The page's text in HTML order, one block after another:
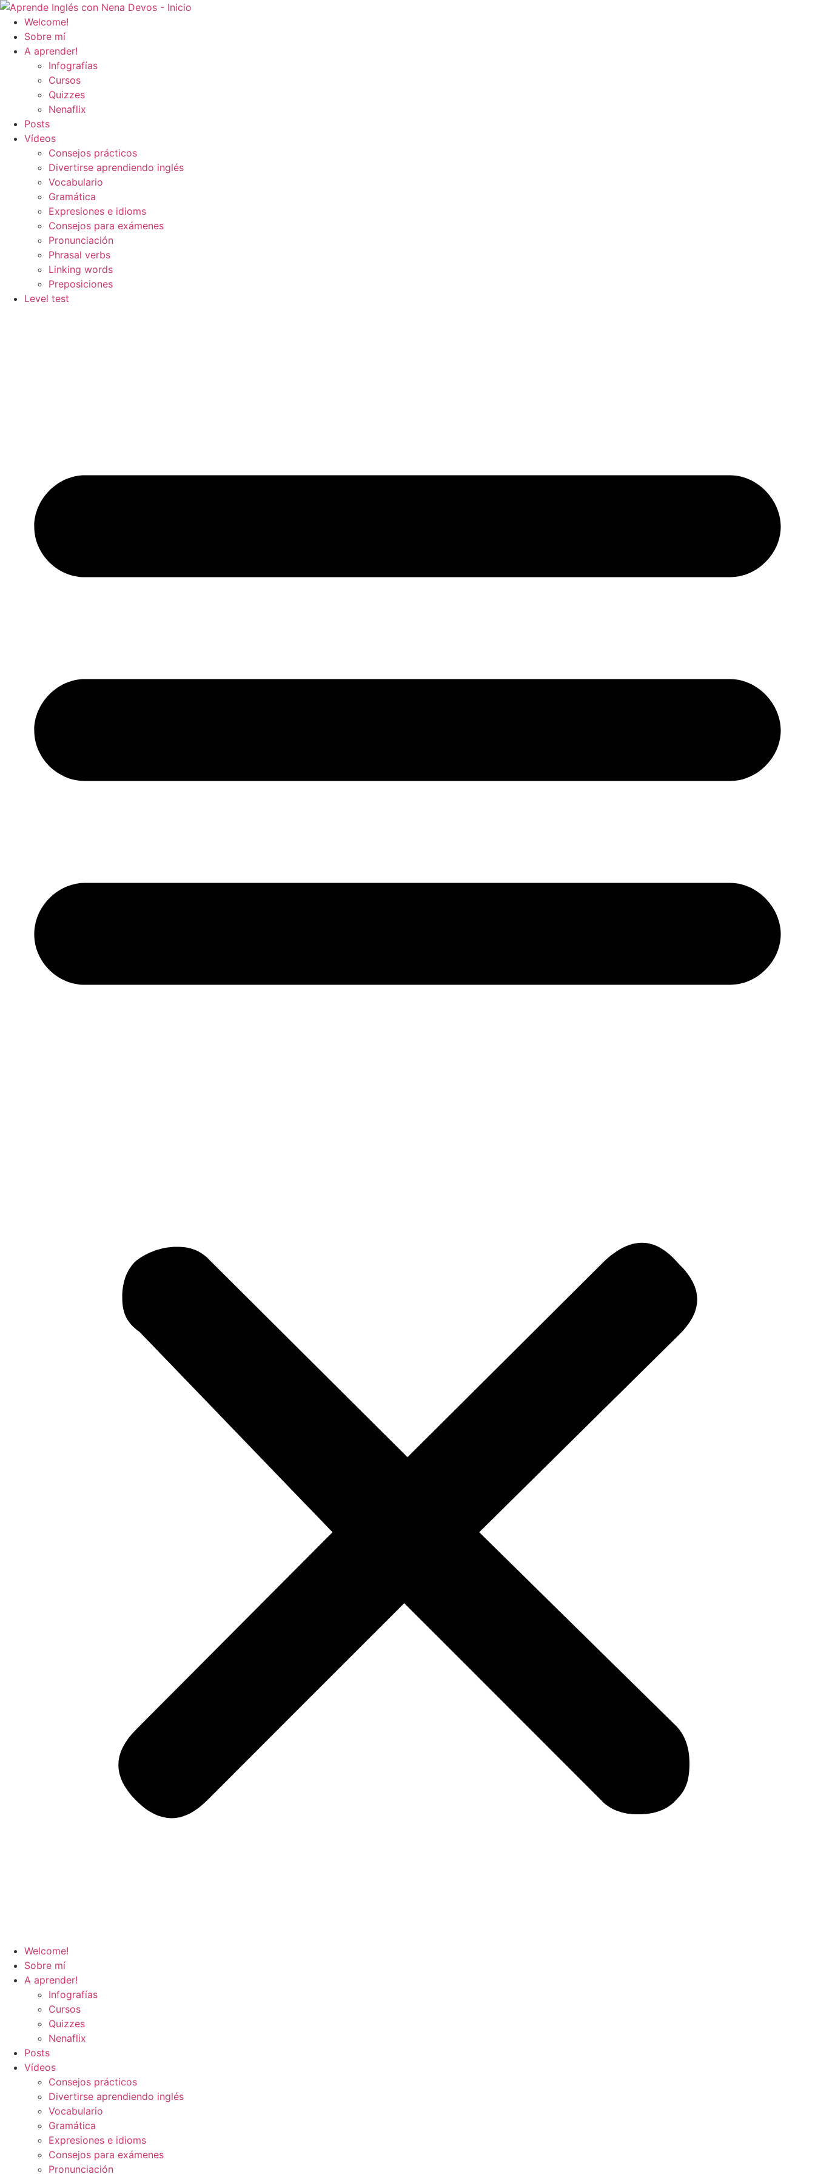
Ir
contenido
Welcome!
Sobre mí
A aprender!
Infografías
Cursos
Quizzes
Nenaflix
Posts
Vídeos
Consejos prácticos
Divertirse aprendiendo inglés
Vocabulario
Gramática
Expresiones e idioms
Consejos para exámenes
Pronunciación
Phrasal verbs
Linking words
Preposiciones
Level test
Welcome!
Sobre mí
A aprender!
Infografías
Cursos
Quizzes
Nenaflix
Posts
Vídeos
Consejos prácticos
Divertirse aprendiendo inglés
Vocabulario
Gramática
Expresiones e idioms
Consejos para exámenes
Pronunciación